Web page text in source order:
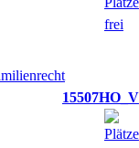
15507HO_V